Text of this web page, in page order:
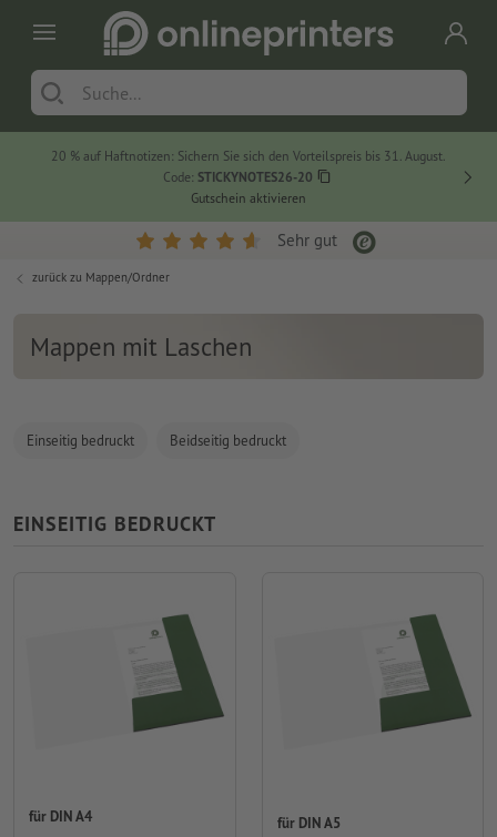
20 % auf Haftnotizen: Sichern Sie sich den Vorteilspreis bis 31. August.
Code: STICKYNOTES26-20
Gutschein aktivieren
Sehr gut
zurück zu Mappen/Ordner
Mappen mit Laschen
Einseitig bedruckt Beidseitig bedruckt
EINSEITIG BEDRUCKT
für DIN A4 für DIN A5